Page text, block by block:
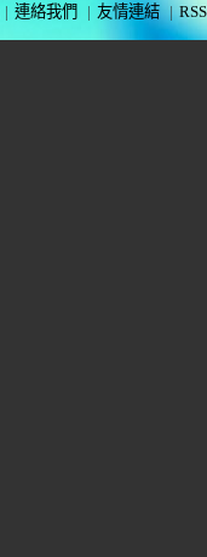
| 連絡我們 | 友情連結 | RSS